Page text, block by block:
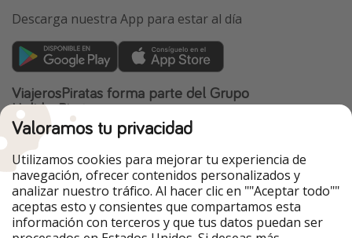
Descarga nuestra App para estar al día
ViajerosPiratas forma parte del Grupo
HolidayPirates
Nuestros mercados
PiratinViaggio
HolidayPirates
VakantiePiraten
WakacyjniPiraci
VoyagesPirates
Ferienpiraten
Urlaubspiraten
Urlaubspiraten
TravelPirates
Valoramos tu privacidad
Utilizamos cookies para mejorar tu experiencia de
navegación, ofrecer contenidos personalizados y
analizar nuestro tráfico. Al hacer clic en ""Aceptar todo""
aceptas esto y consientes que compartamos esta
información con terceros y que tus datos puedan ser